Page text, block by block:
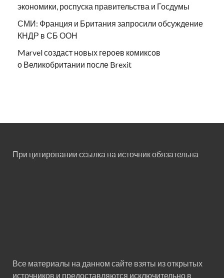
экономики, роспуска правительства и Госдумы
СМИ: Франция и Британия запросили обсуждение
КНДР в СБ ООН
Marvel создаст новых героев комиксов
о Великобритании после Brexit
При цитировании ссылка на источник обязательна
Все материалы на данном сайте взяты из открытых
источников и предоставляются исключительно в